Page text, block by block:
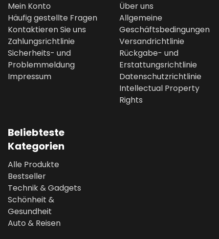
Mein Konto
Häufig gestellte Fragen
Kontaktieren Sie uns
Zahlungsrichtlinie
Sicherheits- und
Problemmeldung
Impressum
Über uns
Allgemeine
Geschäftsbedingungen
Versandrichtlinie
Rückgabe- und
Erstattungsrichtlinie
Datenschutzrichtlinie
Intellectual Property
Rights
Beliebteste
Kategorien
Alle Produkte
Bestseller
Technik & Gadgets
Schönheit &
Gesundheit
Auto & Reisen